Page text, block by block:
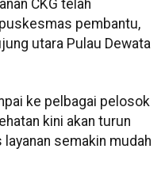
CKG telah
pembantu,
utara Pulau Dewata
ke pelbagai pelosok
kini akan turun
semakin mudah